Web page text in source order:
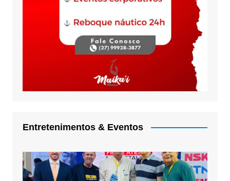
Entretenimentos & Eventos